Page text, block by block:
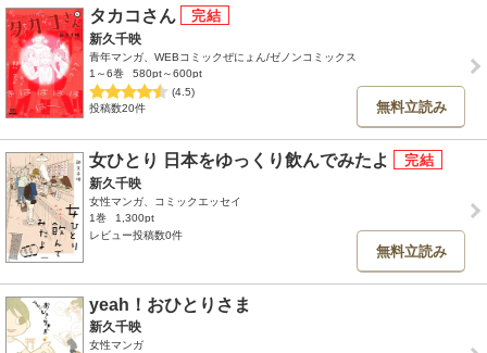
タカコさん
新久千映
青年マンガ、WEBコミックぜにょん/ゼノンコミックス
1～6巻
580pt～600pt
(4.5)
投稿数20件
無料立読み
女ひとり 日本をゆっくり飲んでみたよ
新久千映
女性マンガ、コミックエッセイ
1巻
1,300pt
レビュー投稿数0件
無料立読み
yeah！おひとりさま
新久千映
女性マンガ